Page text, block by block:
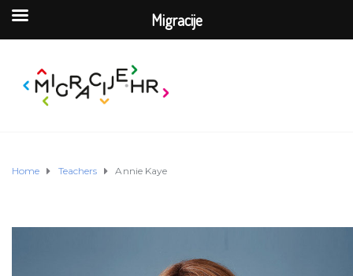
Home Teachers Annie Kaye
Migracije